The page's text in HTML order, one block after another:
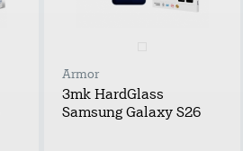
Armor
3mk HardGlass
Samsung Galaxy S26